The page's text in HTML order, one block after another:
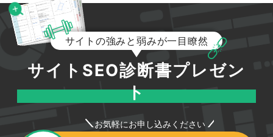
サイトの強みと弱みが一目瞭然
サイトSEO診断書プレゼン
ト
お気軽にお申し込みください